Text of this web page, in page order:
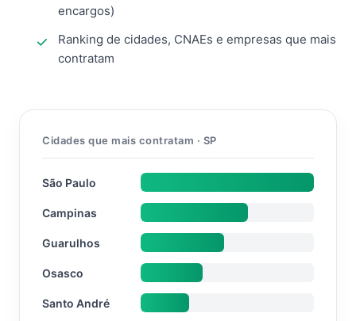
encargos)
Ranking de cidades, CNAEs e empresas que mais
contratam
Cidades que mais contratam · SP
São Paulo
Campinas
Guarulhos
Osasco
Santo André